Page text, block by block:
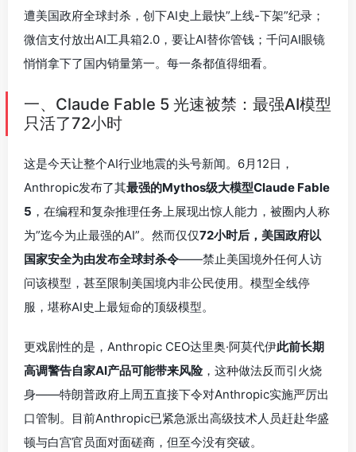
遭美国政府全球封杀，创下AI史上最快”上线-下架”纪录；
微信支付放出AI工具箱2.0，要让AI替你管钱；千问AI眼镜
悄悄拿下了国内销量第一。每一条都值得细看。
一、Claude Fable 5 光速被禁：最强AI模型
只活了72小时
这是今天让整个AI行业地震的头号新闻。6月12日，
Anthropic发布了其最强的Mythos级大模型Claude Fable
5 ，在编程和复杂推理任务上展现出惊人能力，被圈内人称
为”迄今为止最强的AI”。然而仅仅72小时后，美国政府以
国家安全为由发布全球封杀令——禁止美国境外任何人访
问该模型，甚至限制美国境内非公民使用。模型全线停
服，堪称AI史上最短命的顶级模型。
更戏剧性的是，Anthropic CEO达里奥·阿莫代伊此前长期
高调警告自家AI产品可能带来风险，这种做法反而引火烧
身——特朗普政府上周五直接下令对Anthropic实施严厉出
口管制。目前Anthropic已紧急派出高级技术人员赶赴华盛
顿与白宫官员面对面磋商，但至今没有突破。